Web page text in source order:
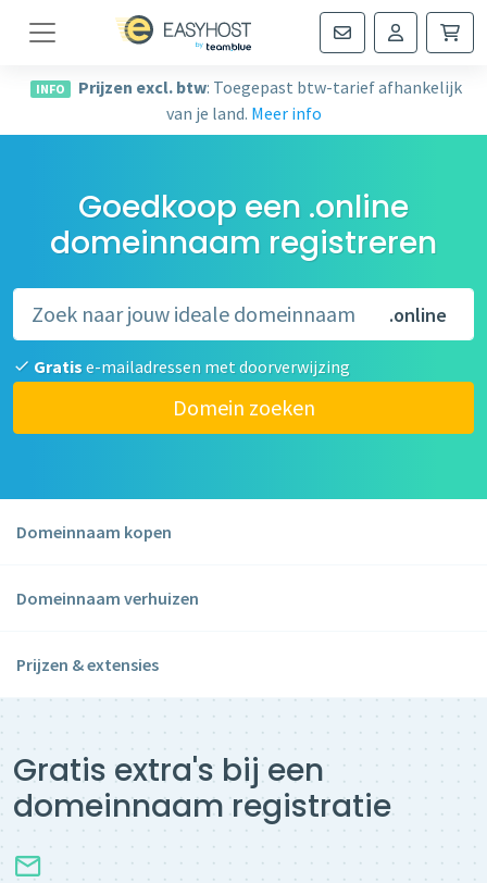
Navigatie
INFO Prijzen excl. btw: Toegepast btw-tarief afhankelijk
van je land. Meer info
Goedkoop een .online
domeinnaam registreren
.online
Gratise-mailadressen met doorverwijzing
Domein zoeken
Domeinnaam kopen
Domeinnaam verhuizen
Prijzen & extensies
Gratis extra's bij een
domeinnaam registratie